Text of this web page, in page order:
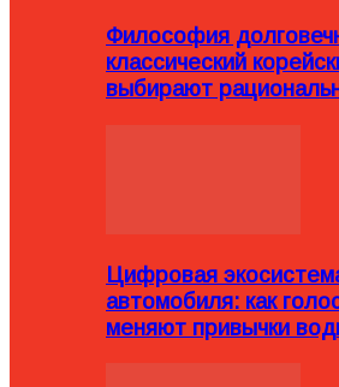
Философия
классический
выбирают
Цифровая
автомобиля: как
меняют привычки